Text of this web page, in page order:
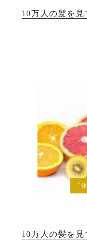
10万人の髪を
`
10万人の髪を